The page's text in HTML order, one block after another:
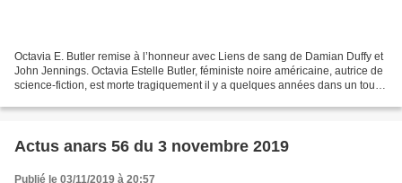
Octavia E. Butler remise à l’honneur avec Liens de sang de Damian Duffy et
John Jennings. Octavia Estelle Butler, féministe noire américaine, autrice de
science-fiction, est morte tragiquement il y a quelques années dans un tout
Actus anars 56 du 3 novembre 2019
Publié le 03/11/2019 à 20:57